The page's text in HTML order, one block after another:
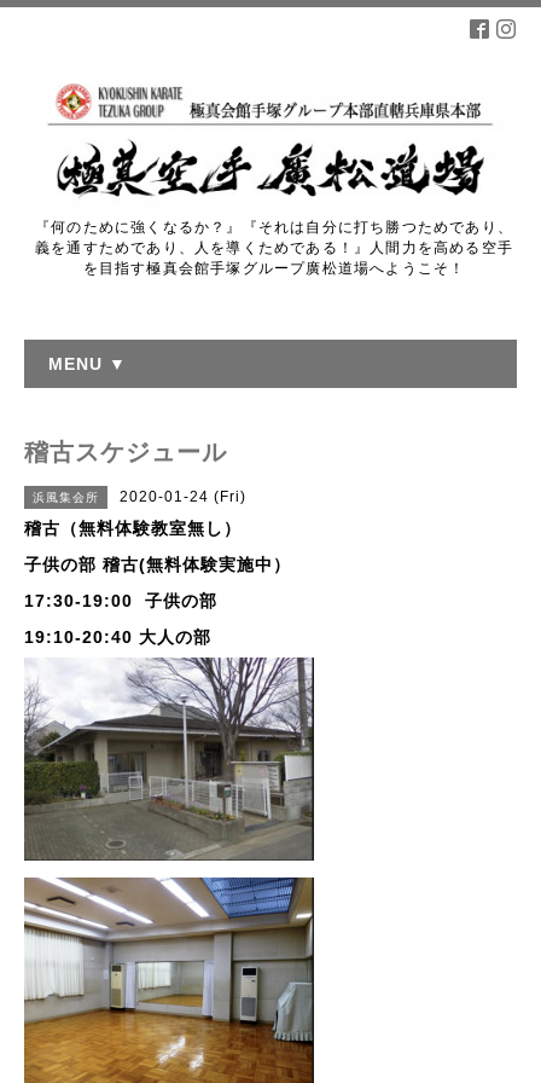
『何のために強くなるか？』『それは自分に打ち勝つためであり、
義を通すためであり、人を導くためである！』人間力を高める空手
を目指す極真会館手塚グループ廣松道場へようこそ！
MENU ▼
稽古スケジュール
浜風集会所 2020-01-24 (Fri)
稽古（無料体験教室無し）
子供の部 稽古(無料体験実施中）
17:30-19:00 子供の部
19:10-20:40 大人の部